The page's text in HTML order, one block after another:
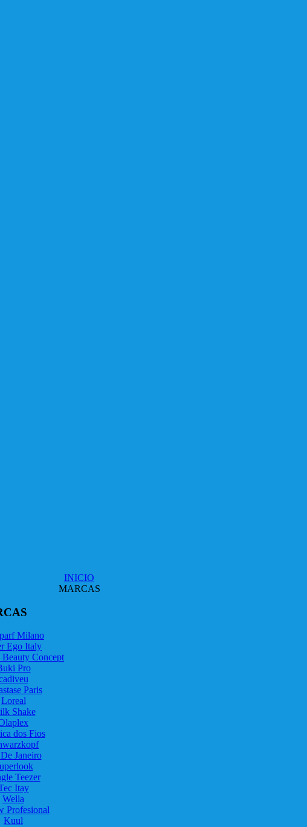
INICIO
MARCAS
Milano
Ego Italy
Concept
Pro
Paris
Loreal
Shake
dos Fios
Janeiro
Teezer
Itay
Wella
Profesional
Kuul